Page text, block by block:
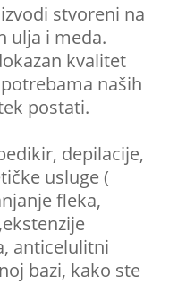
stvoreni na
ulja i meda.
kvalitet
naših
postati.
depilacije,
usluge (
fleka,
anticelulitni
bazi, kako ste